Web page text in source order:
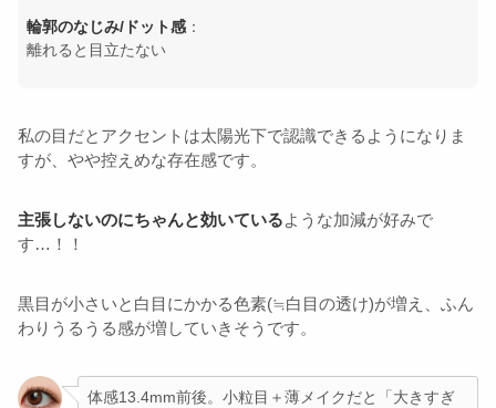
輪郭のなじみ/ドット感 ：
離れると目立たない
私の目だとアクセントは太陽光下で認識できるようになりま
すが、やや控えめな存在感です。
主張しないのにちゃんと効いているような加減が好みで
す…！！
黒目が小さいと白目にかかる色素(≒白目の透け)が増え、ふん
わりうるうる感が増していきそうです。
体感13.4mm前後。小粒目＋薄メイクだと「大きすぎ